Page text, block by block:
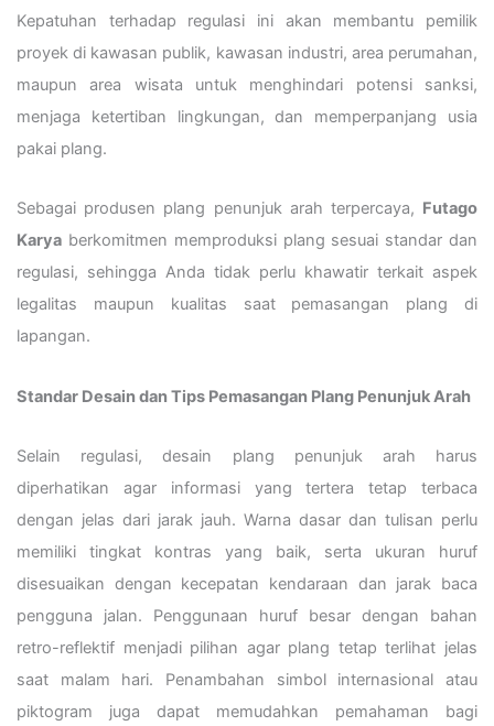
Kepatuhan terhadap regulasi ini akan membantu pemilik
proyek di kawasan publik, kawasan industri, area perumahan,
maupun area wisata untuk menghindari potensi sanksi,
menjaga ketertiban lingkungan, dan memperpanjang usia
pakai plang.
Sebagai produsen plang penunjuk arah terpercaya, Futago
Karya berkomitmen memproduksi plang sesuai standar dan
regulasi, sehingga Anda tidak perlu khawatir terkait aspek
legalitas maupun kualitas saat pemasangan plang di
lapangan.
Standar Desain dan Tips Pemasangan Plang Penunjuk Arah
Selain regulasi, desain plang penunjuk arah harus
diperhatikan agar informasi yang tertera tetap terbaca
dengan jelas dari jarak jauh. Warna dasar dan tulisan perlu
memiliki tingkat kontras yang baik, serta ukuran huruf
disesuaikan dengan kecepatan kendaraan dan jarak baca
pengguna jalan. Penggunaan huruf besar dengan bahan
retro-reflektif menjadi pilihan agar plang tetap terlihat jelas
saat malam hari. Penambahan simbol internasional atau
piktogram juga dapat memudahkan pemahaman bagi